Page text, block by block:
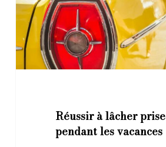
vacances
Réussir à lâcher prise
pendant les vacances